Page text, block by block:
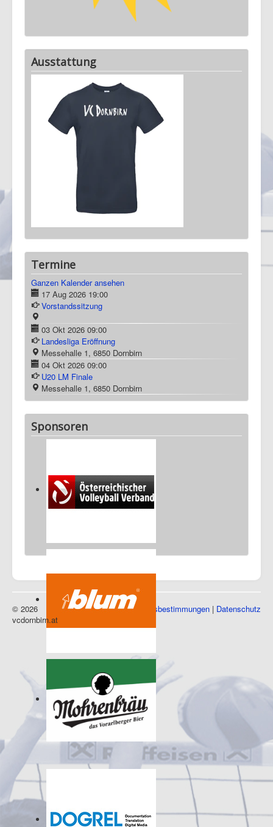
Ausstattung
Termine
Ganzen Kalender ansehen
17 Aug 2026 19:00
Vorstandssitzung
03 Okt 2026 09:00
Landesliga Eröffnung
Messehalle 1, 6850 Dornbirn
04 Okt 2026 09:00
U20 LM Finale
Messehalle 1, 6850 Dornbirn
Sponsoren
Impressum|Nutzungsbestimmungen | Datenschutz
© 2026
vcdornbirn.at